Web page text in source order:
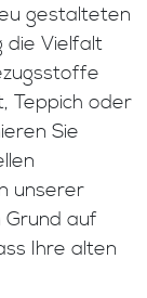
gestalteten
die Vielfalt
Teppich oder
Sie
unserer
Grund auf
Ihre alten